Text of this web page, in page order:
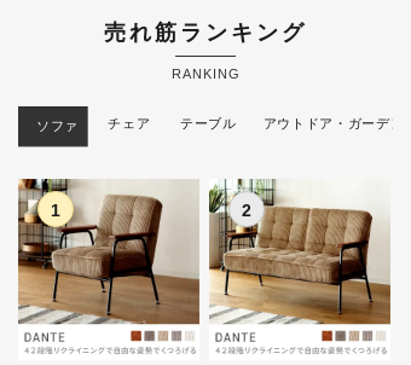
売れ筋ランキング
RANKING
ソファ チェア テーブル アウトドア・ガーデン